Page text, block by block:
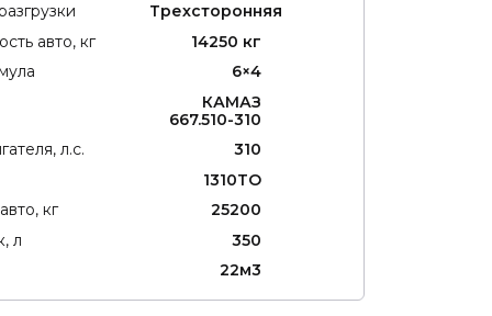
Трехсторонняя
авто, кг
14250 кг
6×4
КАМАЗ
667.510-310
л.с.
310
1310ТО
кг
25200
л
350
22м3